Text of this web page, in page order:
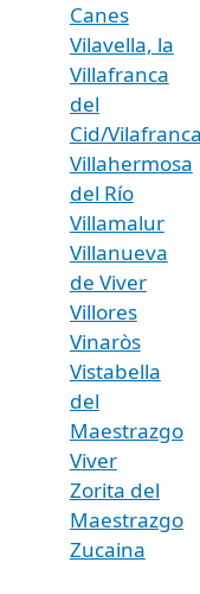
Canes
Vilavella, la
Villafranca
del
Cid/
Villahermosa
del Río
Villamalur
Villanueva
de Viver
Villores
Vinaròs
Vistabella
del
Maestrazgo
Viver
Zorita del
Maestrazgo
Zucaina